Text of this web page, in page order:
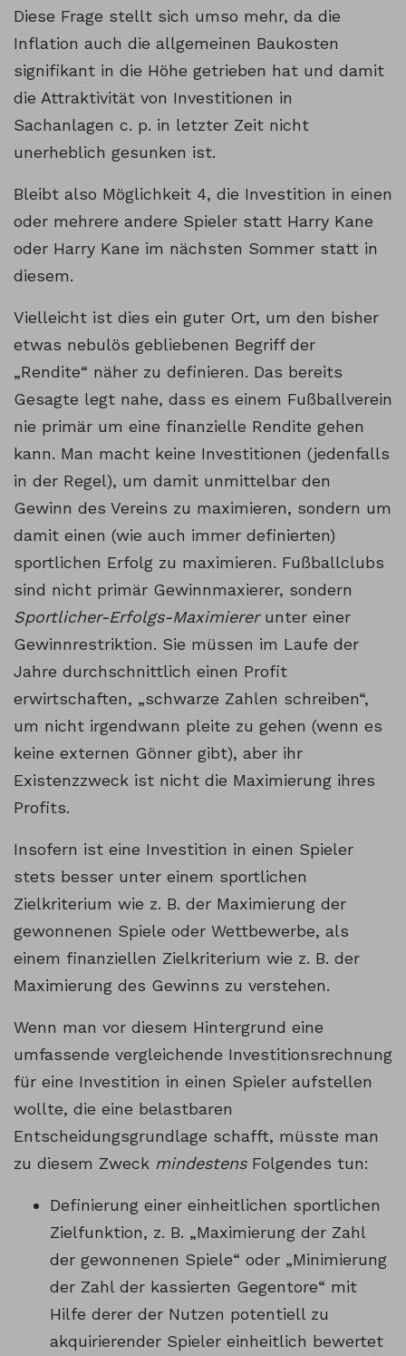
Diese Frage stellt sich umso mehr, da die
Inflation auch die allgemeinen Baukosten
signifikant in die Höhe getrieben hat und damit
die Attraktivität von Investitionen in
Sachanlagen c. p. in letzter Zeit nicht
unerheblich gesunken ist.
Bleibt also Möglichkeit 4, die Investition in einen
oder mehrere andere Spieler statt Harry Kane
oder Harry Kane im nächsten Sommer statt in
diesem.
Vielleicht ist dies ein guter Ort, um den bisher
etwas nebulös gebliebenen Begriff der
„Rendite“ näher zu definieren. Das bereits
Gesagte legt nahe, dass es einem Fußballverein
nie primär um eine finanzielle Rendite gehen
kann. Man macht keine Investitionen (jedenfalls
in der Regel), um damit unmittelbar den
Gewinn des Vereins zu maximieren, sondern um
damit einen (wie auch immer definierten)
sportlichen Erfolg zu maximieren. Fußballclubs
sind nicht primär Gewinnmaxierer, sondern
Sportlicher-Erfolgs-Maximiererunter einer
Gewinnrestriktion. Sie müssen im Laufe der
Jahre durchschnittlich einen Profit
erwirtschaften, „schwarze Zahlen schreiben“,
um nicht irgendwann pleite zu gehen (wenn es
keine externen Gönner gibt), aber ihr
Existenzzweck ist nicht die Maximierung ihres
Profits.
Insofern ist eine Investition in einen Spieler
stets besser unter einem sportlichen
Zielkriterium wie z. B. der Maximierung der
gewonnenen Spiele oder Wettbewerbe, als
einem finanziellen Zielkriterium wie z. B. der
Maximierung des Gewinns zu verstehen.
Wenn man vor diesem Hintergrund eine
umfassende vergleichende Investitionsrechnung
für eine Investition in einen Spieler aufstellen
wollte, die eine belastbaren
Entscheidungsgrundlage schafft, müsste man
zu diesem Zweck mindestensFolgendes tun:
Definierung einer einheitlichen sportlichen
Zielfunktion, z. B. „Maximierung der Zahl
der gewonnenen Spiele“ oder „Minimierung
der Zahl der kassierten Gegentore“ mit
Hilfe derer der Nutzen potentiell zu
akquirierender Spieler einheitlich bewertet